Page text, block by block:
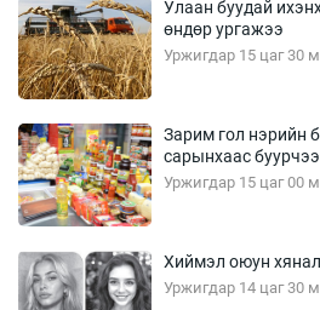
Улаан буудай
өндөр ургажээ
Уржигдар 15 цаг 30
Зарим гол нэрийн
сарынхаас буурчээ
Уржигдар 15 цаг 00
Хиймэл оюун
Уржигдар 14 цаг 30